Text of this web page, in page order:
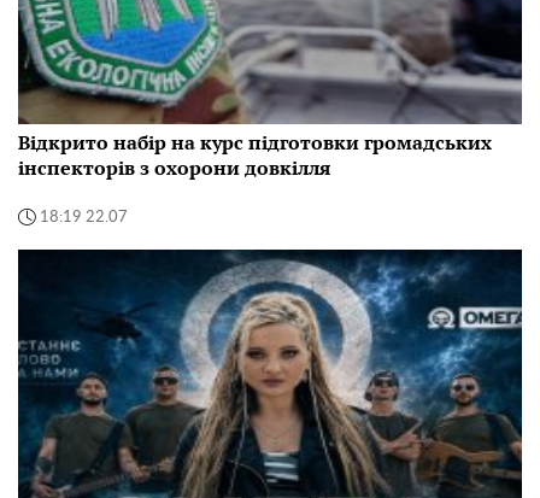
Відкрито набір на курс підготовки громадських
інспекторів з охорони довкілля
18:19 22.07